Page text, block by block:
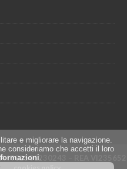
IT02501230243 – REA VI235652
e migliorare la navigazione.
consideriamo che accetti il loro
.